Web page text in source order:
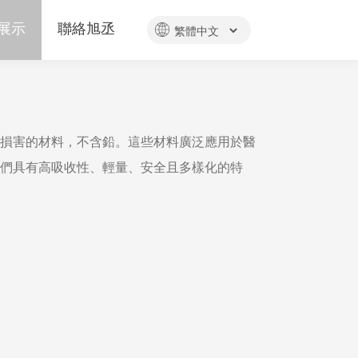
示 聯絡旭丞
害的材料，不含鉛。這些材料廣泛應用於醫
具有高吸收性、輕量、安全且多樣化的特